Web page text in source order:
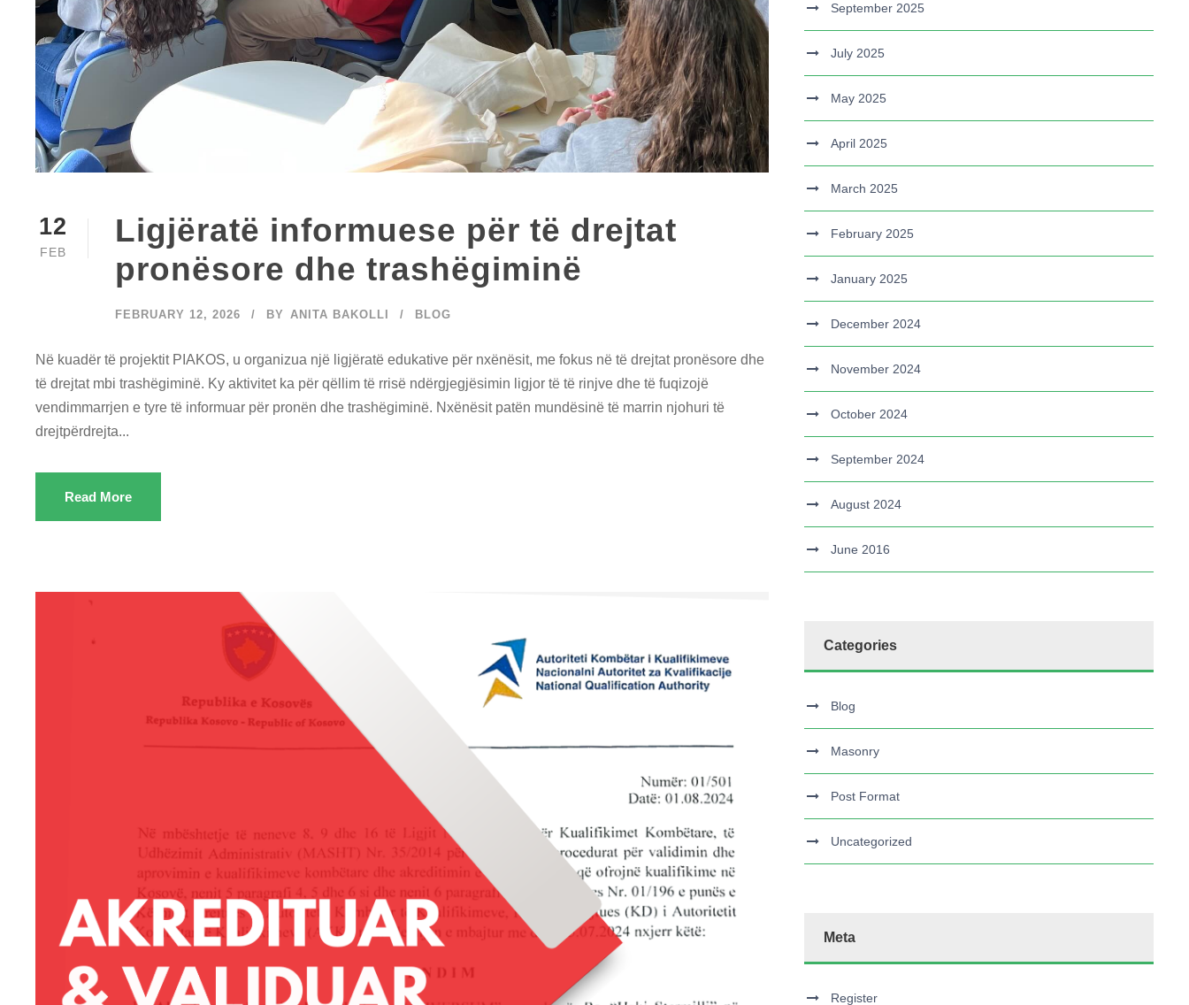
12
FEB
Ligjëratë informuese për të drejtat
pronësore dhe trashëgiminë
FEBRUARY 12, 2026 BY ANITA BAKOLLI BLOG
Në kuadër të projektit PIAKOS, u organizua një ligjëratë edukative për nxënësit, me fokus në të drejtat pronësore dhe
të drejtat mbi trashëgiminë. Ky aktivitet ka për qëllim të rrisë ndërgjegjësimin ligjor të të rinjve dhe të fuqizojë
vendimmarrjen e tyre të informuar për pronën dhe trashëgiminë. Nxënësit patën mundësinë të marrin njohuri të
drejtpërdrejta...
Read More
September 2025
July 2025
May 2025
April 2025
March 2025
February 2025
January 2025
December 2024
November 2024
October 2024
September 2024
August 2024
June 2016
Categories
Blog
Masonry
Post Format
Uncategorized
Meta
Register